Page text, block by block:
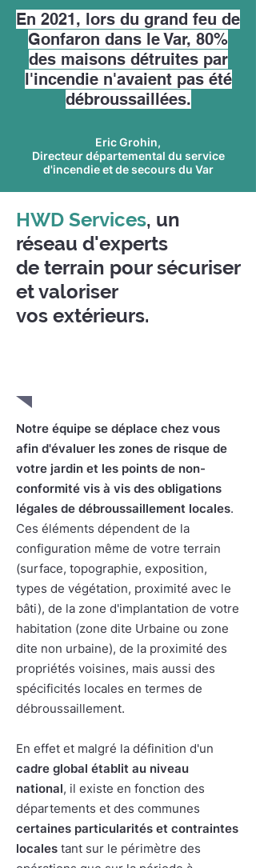
En 2021, lors du grand feu de
Gonfaron dans le Var, 80%
des maisons détruites par
l'incendie n'avaient pas été
débroussaillées.
Eric Grohin,
Directeur départemental du service
d'incendie et de secours du Var
HWD Services, un
réseau d'experts
de terrain pour sécuriser
et valoriser
vos extérieurs.
Notre équipe se déplace chez vous
afin d'évaluer les zones de risque de
votre jardin et les points de non-
conformité vis à vis des obligations
légales de débroussaillement locales.
Ces éléments dépendent de la
configuration même de votre terrain
(surface, topographie, exposition,
types de végétation, proximité avec le
bâti), de la zone d'implantation de votre
habitation (zone dite Urbaine ou zone
dite non urbaine), de la proximité des
propriétés voisines, mais aussi des
spécificités locales en termes de
débroussaillement.
En effet et malgré la définition d'un
cadre global établit au niveau
national, il existe en fonction des
départements et des communes
certaines particularités et contraintes
locales tant sur le périmètre des